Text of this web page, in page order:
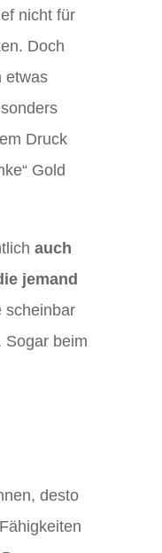
nicht für
Doch
etwas
Druck
Gold
auch
jemand
Sogar beim
desto